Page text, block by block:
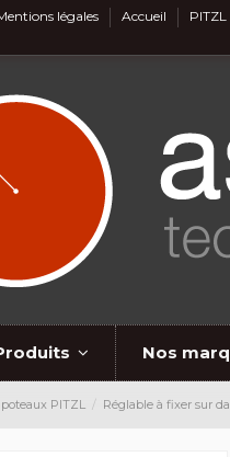
légales Accueil PITZL
Nos
PITZL Réglable à fixer sur